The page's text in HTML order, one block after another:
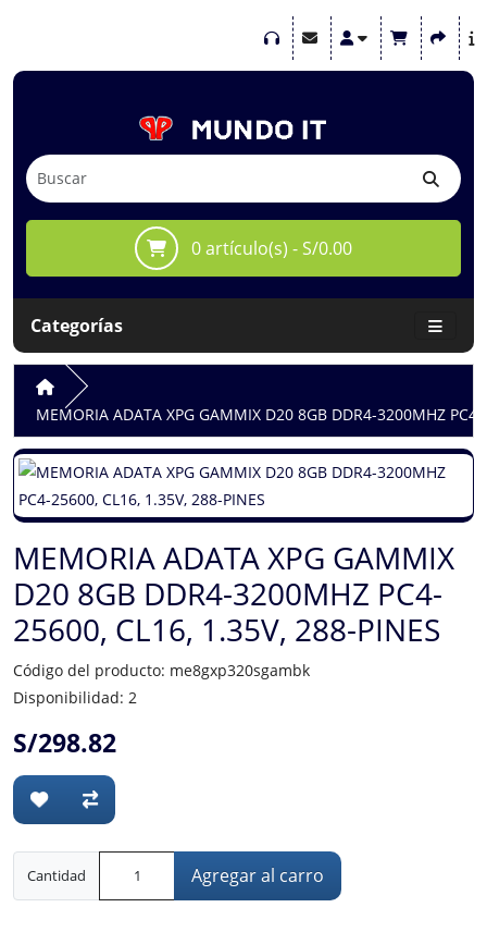
0 artículo(s) - S/0.00
Categorías
MEMORIA ADATA XPG GAMMIX D20 8GB DDR4-3200MHZ
MEMORIA ADATA XPG GAMMIX
D20 8GB DDR4-3200MHZ PC4-
25600, CL16, 1.35V, 288-PINES
Código del producto: me8gxp320sgambk
Disponibilidad: 2
S/298.82
Cantidad Agregar al carro